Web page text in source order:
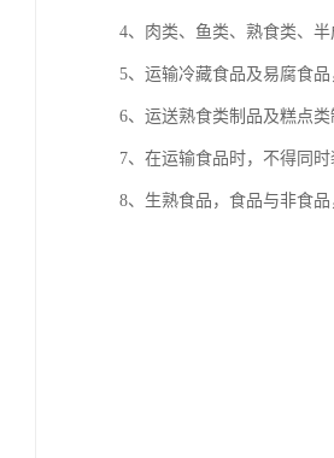
4、肉类、鱼类、熟食类、
5、运输冷藏食品及易腐食品
6、运送熟食类制品及糕点
7、在运输食品时，不得同
8、生熟食品，食品与非食